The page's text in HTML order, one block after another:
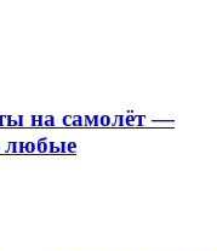
на самолёт —
любые